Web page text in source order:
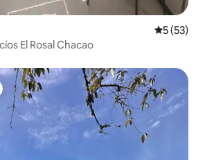
5 (53)
El Rosal Chacao